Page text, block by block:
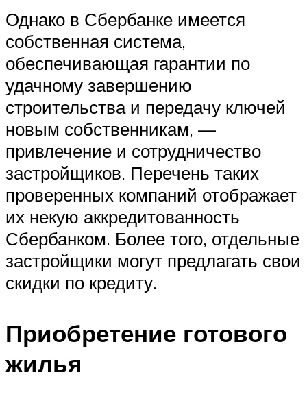
Однако в Сбербанке имеется
собственная система,
обеспечивающая гарантии по
удачному завершению
строительства и передачу ключей
новым собственникам, —
привлечение и сотрудничество
застройщиков. Перечень таких
проверенных компаний отображает
их некую аккредитованность
Сбербанком. Более того, отдельные
застройщики могут предлагать свои
скидки по кредиту.
Приобретение готового
жилья